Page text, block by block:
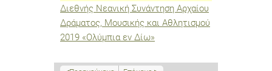
Διεθνής Νεανική Συνάντηση Αρχαίου
Δράματος, Μουσικής και Αθλητισμού
2019 «Ολύμπια εν Δίω»